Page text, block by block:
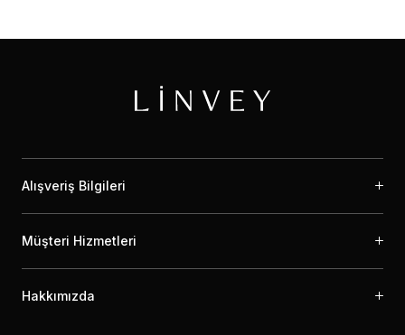
Alışveriş Bilgileri
Müşteri Hizmetleri
Hakkımızda